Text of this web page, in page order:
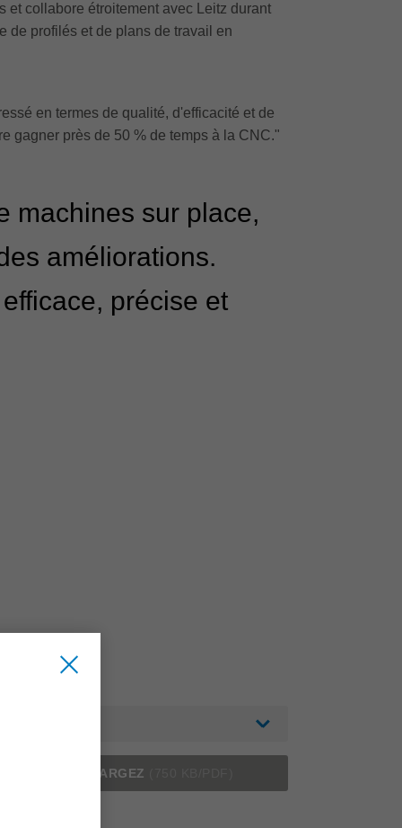
collabore étroitement avec Leitz durant
de profilés et de plans de travail en
en termes de qualité, d'efficacité et de
gagner près de 50 % de temps à la CNC."
machines sur place,
améliorations.
précise et
TÉLÉCHARGEZ